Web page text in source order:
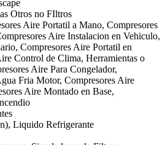
Otros no FIltros
Aire Portatil a Mano, Compresores
Aire Instalacion en Vehiculo,
Compresores Aire Portatil en
Control de Clima, Herramientas o
Aire Para Congelador,
Fria Motor, Compresores Aire
Aire Montado en Base,
Liquido Refrigerante